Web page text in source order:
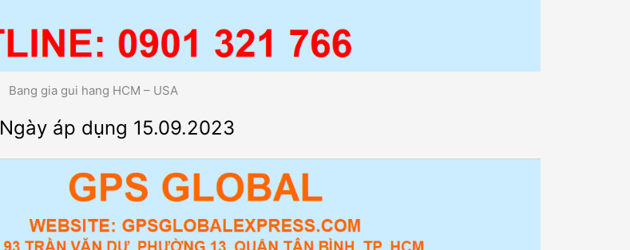
Bang gia gui hang HCM – USA
Ngày áp dụng 15.09.2023